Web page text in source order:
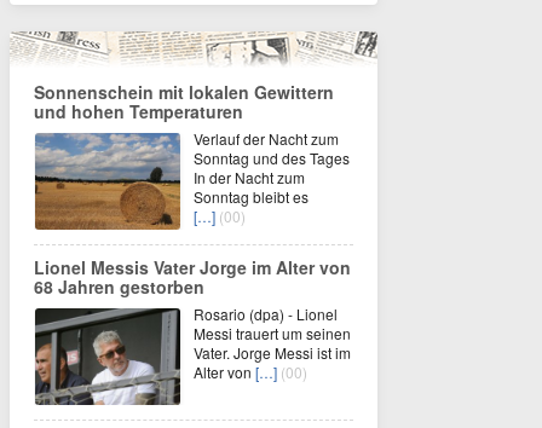
Sonnenschein mit lokalen Gewittern
und hohen Temperaturen
Verlauf der Nacht zum
Sonntag und des Tages
In der Nacht zum
Sonntag bleibt es
[…] (00)
Lionel Messis Vater Jorge im Alter von
68 Jahren gestorben
Rosario (dpa) - Lionel
Messi trauert um seinen
Vater. Jorge Messi ist im
Alter von […] (00)